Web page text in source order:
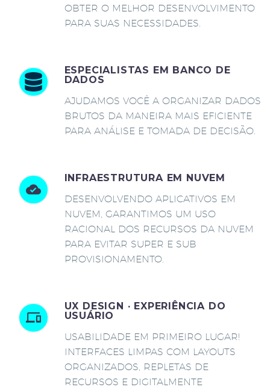
OBTER O MELHOR DESENVOLVIMENTO
PARA SUAS NECESSIDADES.
ESPECIALISTAS EM BANCO DE
DADOS
AJUDAMOS VOCÊ A ORGANIZAR DADOS
BRUTOS DA MANEIRA MAIS EFICIENTE
PARA ANÁLISE E TOMADA DE DECISÃO.
INFRAESTRUTURA EM NUVEM
DESENVOLVENDO APLICATIVOS EM
NUVEM, GARANTIMOS UM USO
RACIONAL DOS RECURSOS DA NUVEM
PARA EVITAR SUPER E SUB
PROVISIONAMENTO.
UX DESIGN · EXPERIÊNCIA DO
USUÁRIO
USABILIDADE EM PRIMEIRO LUGAR!
INTERFACES LIMPAS COM LAYOUTS
ORGANIZADOS, REPLETAS DE
RECURSOS E DIGITALMENTE